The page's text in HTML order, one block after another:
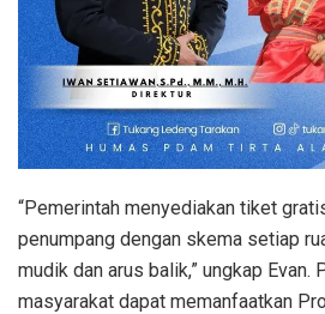
“Pemerintah menyediakan tiket
penumpang dengan skema setiap
mudik dan arus balik,” ungkap Evan.
masyarakat dapat memanfaatkan